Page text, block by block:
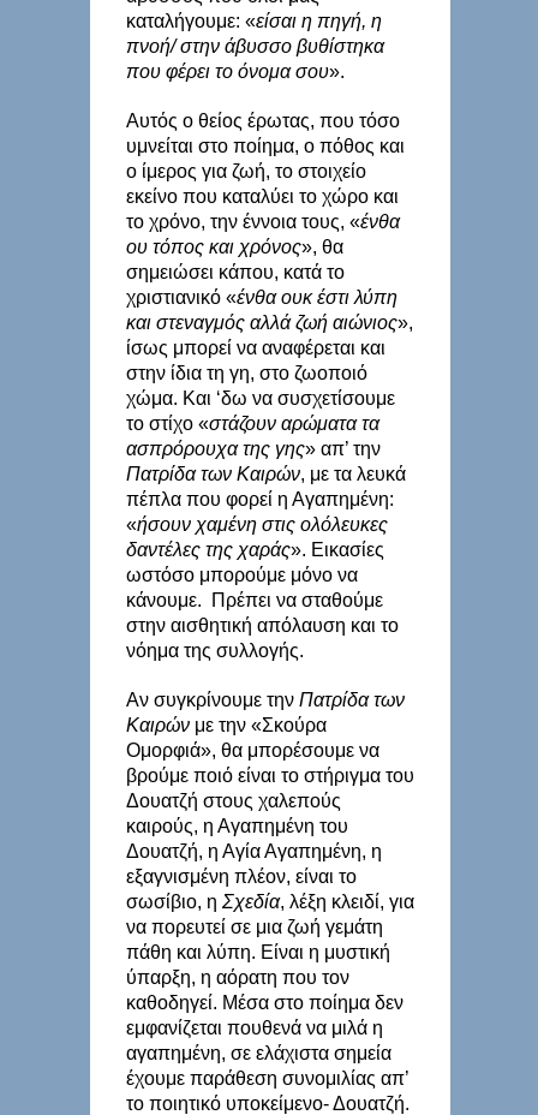
καταλήγουμε: «είσαι η πηγή, η
πνοή/ στην άβυσσο βυθίστηκα
που φέρει το όνομα σου».
Αυτός ο θείος έρωτας, που τόσο
υμνείται στο ποίημα, ο πόθος και
ο ίμερος για ζωή, το στοιχείο
εκείνο που καταλύει το χώρο και
το χρόνο, την έννοια τους, «ένθα
ου τόπος και χρόνος», θα
σημειώσει κάπου, κατά το
χριστιανικό «ένθα ουκ έστι λύπη
και στεναγμός αλλά ζωή αιώνιος»,
ίσως μπορεί να αναφέρεται και
στην ίδια τη γη, στο ζωοποιό
χώμα. Και ‘δω να συσχετίσουμε
το στίχο «στάζουν αρώματα τα
ασπρόρουχα της γης» απ’ την
Πατρίδα των Καιρών, με τα λευκά
πέπλα που φορεί η Αγαπημένη:
«ήσουν χαμένη στις ολόλευκες
δαντέλες της χαράς». Εικασίες
ωστόσο μπορούμε μόνο να
κάνουμε. Πρέπει να σταθούμε
στην αισθητική απόλαυση και το
νόημα της συλλογής.
Αν συγκρίνουμε την Πατρίδα των
Καιρώνμε την «Σκούρα
Ομορφιά», θα μπορέσουμε να
βρούμε ποιό είναι το στήριγμα του
Δουατζή στους χαλεπούς
καιρούς, η Αγαπημένη του
Δουατζή, η Αγία Αγαπημένη, η
εξαγνισμένη πλέον, είναι το
σωσίβιο, η Σχεδία, λέξη κλειδί, για
να πορευτεί σε μια ζωή γεμάτη
πάθη και λύπη. Είναι η μυστική
ύπαρξη, η αόρατη που τον
καθοδηγεί. Μέσα στο ποίημα δεν
εμφανίζεται πουθενά να μιλά η
αγαπημένη, σε ελάχιστα σημεία
έχουμε παράθεση συνομιλίας απ’
το ποιητικό υποκείμενο- Δουατζή.